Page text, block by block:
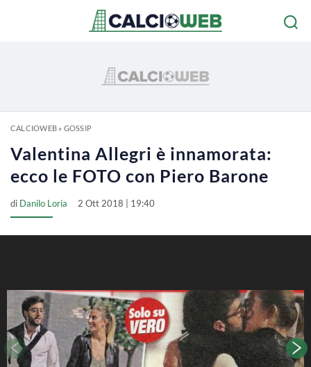
CALCIOWEB» GOSSIP
Valentina Allegri è innamorata:
ecco le FOTO con Piero Barone
di Danilo Loria 2 Ott 2018 | 19:40